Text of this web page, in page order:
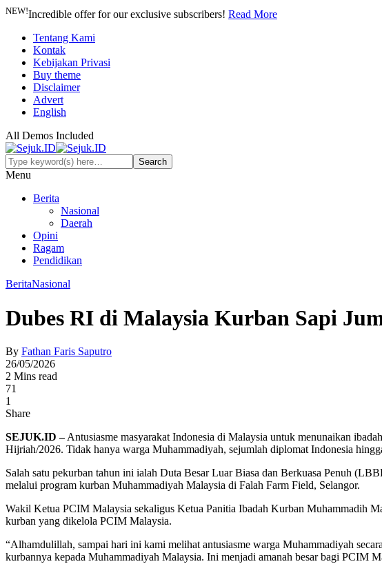
NEW!Incredible offer for our exclusive subscribers! Read More
Tentang Kami
Kontak
Kebijakan Privasi
Buy theme
Disclaimer
Advert
English
All Demos Included
Menu
Berita
Nasional
Daerah
Opini
Ragam
Pendidikan
BeritaNasional
Dubes RI di Malaysia Kurban Sapi
By Fathan Faris Saputro
26/05/2026
2 Mins read
71
1
Share
SEJUK.ID –Antusiasme masyarakat Indonesia di Malaysia untuk menunaikan
Hijriah/2026. Tidak hanya warga Muhammadiyah, sejumlah diplomat Indonesia
Salah satu pekurban tahun ini ialah Duta Besar Luar Biasa dan Berkuasa Penuh
melalui program kurban Muhammadiyah Malaysia di Falah Farm Field, Selangor.
Wakil Ketua PCIM Malaysia sekaligus Ketua Panitia Ibadah Kurban Muhammadih
kurban yang dikelola PCIM Malaysia.
“Alhamdulillah, sampai hari ini kami melihat antusiasme warga Muhammadiyah
kurbannya kepada Muhammadiyah Malaysia. Ini menjadi amanah besar bagi PCIM